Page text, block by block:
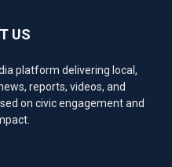
US
platform delivering local,
reports, videos, and
on civic engagement and